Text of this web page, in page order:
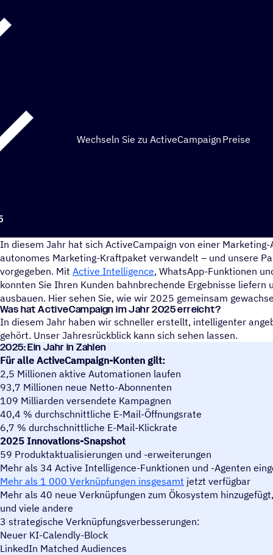
Wechseln Sie zu ActiveCampaign Preise
In diesem Jahr hat sich ActiveCampaign von einer
autonomes Marketing-Kraftpaket verwandelt – und unsere
vorgegeben. Mit Active Intelligence, WhatsApp-Funktionen
konnten Sie Ihren Kunden bahnbrechende Ergebnisse liefern
ausbauen. Hier sehen Sie, wie wir 2025 gemeinsam
Was hat ActiveCampaign im Jahr 2025 erreicht?
In diesem Jahr haben wir schneller erstellt, intelligenter
gehört. Unser Jahresrückblick kann sich sehen lassen.
2025: Ein Jahr in Zahlen
Für alle ActiveCampaign-Konten gilt:
2,5 Millionen aktive Automationen laufen
93,7 Millionen neue Netto-Abonnenten
109 Milliarden versendete Kampagnen
40,4 % durchschnittliche E-Mail-Öffnungsrate
6,7 % durchschnittliche E-Mail-Klickrate
2025 Innovations-Snapshot
59 Produktaktualisierungen und -erweiterungen
Mehr als 34 Active Intelligence-Funktionen und -Agenten
Mehr als 1 000 Verknüpfungen insgesamt jetzt verfügbar
Mehr als 40 neue Verknüpfungen zum Ökosystem
und viele andere
3 strategische Verknüpfungsverbesserungen:
Neuer KI-Calendly-Block
LinkedIn Matched Audiences